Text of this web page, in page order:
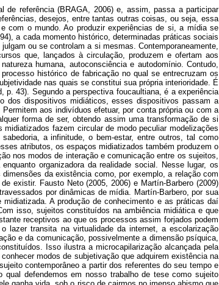
de referência (BRAGA, 2006) e, assim, passa a participar
desejos, entre tantas outras coisas, ou seja, essa
com o mundo. Ao produzir experiências de si, a mídia se
a cada momento histórico, determinadas práticas sociais
ou se controlam a si mesmas. Contemporaneamente,
que, lançados à circulação, produzem e ofertam aos
humana, autoconsciência e autodomínio. Contudo,
histórico de fabricação no qual se entrecruzam os
nas quais se constitui sua própria interioridade. É
43). Segundo a perspectiva foucaultiana, é a experiência
dos dispositivos midiáticos, esses dispositivos passam a
aos indivíduos efetuar, por conta própria ou com a
forma de ser, obtendo assim uma transformação de si
fazem circular de modo peculiar modelizações
a infinitude, o bem-estar, entre outros, tal como
atributos, os espaços midiatizados também produzem o
nos modos de interação e comunicação entre os sujeitos,
organizadora da realidade social. Nesse lugar, os
da existência como, por exemplo, a relação com
existir. Fausto Neto (2005, 2006) e Martín-Barbero (2009)
por dinâmicas de mídia. Martín-Barbero, por sua
A produção de conhecimento e as práticas daí
isso, sujeitos constituídos na ambiência midiática e que
receptivos ao que os processos assim forjados podem
lazer transita na virtualidade da internet, a escolarização
e da comunicação, possivelmente a dimensão psíquica,
Isso ilustra a microcapilarização alcançada pela
modos de subjetivação que adquirem existência na
contemporâneo a partir dos referentes do seu tempo e
defendemos em nosso trabalho de tese como sujeito